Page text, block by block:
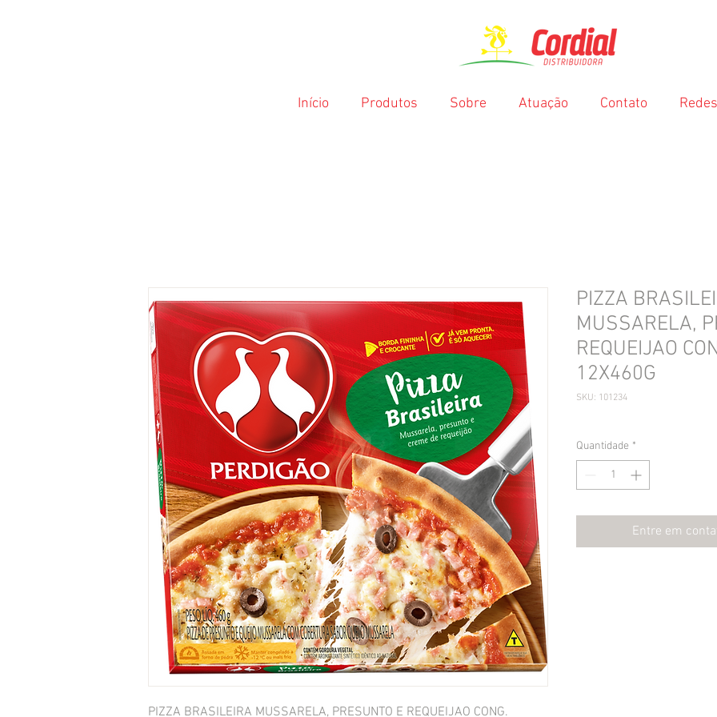
Início Produtos Sobre Atuação Contato
PIZZA BRASILEIRA MUSSARELA, PRESUNTO E REQUEIJAO CONG.
PIZZA
MUSSARELA,
REQUEIJAO
12X460G
SKU: 101234
Quantidade *
Entre em